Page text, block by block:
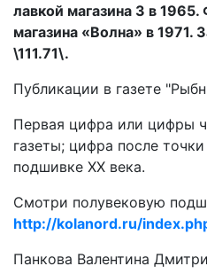
лавкой магазина 3 в
магазина «Волна» в 1971.
\111.71\.
Публикации в газете
Первая цифра или цифры
газеты; цифра после
подшивке ХХ века.
Смотри полувековую
http://kolanord.ru/
Панкова Валентина